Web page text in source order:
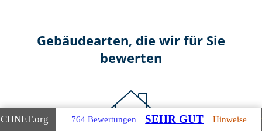
Gebäudearten, die wir für Sie
bewerten
.org 764 Bewertungen SEHR GUT Hinweise